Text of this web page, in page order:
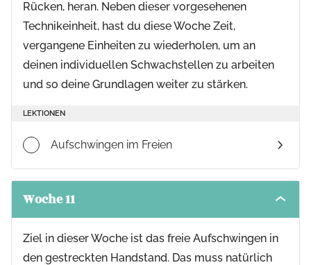
Rücken, heran. Neben dieser vorgesehenen
Technikeinheit, hast du diese Woche Zeit,
vergangene Einheiten zu wiederholen, um an
deinen individuellen Schwachstellen zu arbeiten
und so deine Grundlagen weiter zu stärken.
LEKTIONEN
Aufschwingen im Freien
Woche 11
Ziel in dieser Woche ist das freie Aufschwingen in
den gestreckten Handstand. Das muss natürlich